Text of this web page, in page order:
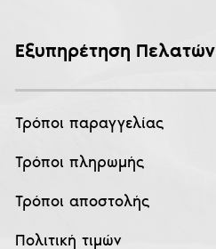
Εξυπηρέτηση Πελατών
Τρόποι παραγγελίας
Τρόποι πληρωμής
Τρόποι αποστολής
Πολιτική τιμών